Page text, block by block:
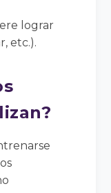
lograr
etc.).